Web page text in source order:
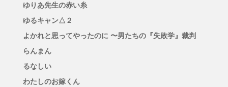
ゆりあ先生の赤い糸
ゆるキャン△２
よかれと思ってやったのに 〜男たちの『失敗学』裁判
らんまん
るなしい
わたしのお嫁くん